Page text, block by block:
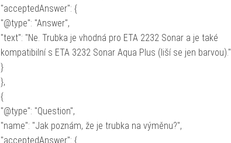
"acceptedAnswer": {
"@type": "Answer",
"text": "Ne. Trubka je vhodná pro ETA 2232 Sonar a je také
kompatibilní s ETA 3232 Sonar Aqua Plus (liší se jen barvou)."
}
},
{
"@type": "Question",
"name": "Jak poznám, že je trubka na výměnu?",
"acceptedAnswer": {